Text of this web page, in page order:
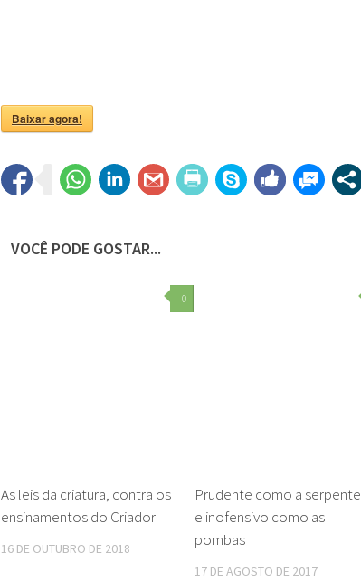
Baixar agora!
VOCÊ PODE GOSTAR...
0
As leis da criatura, contra os
ensinamentos do Criador
16 DE OUTUBRO DE 2018
Prudente como a serpente
e inofensivo como as
pombas
17 DE AGOSTO DE 2017